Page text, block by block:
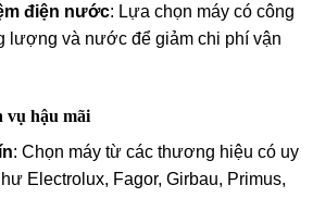
điện nước: Lựa chọn máy có công
lượng và nước để giảm chi phí vận
vụ hậu mãi
: Chọn máy từ các thương hiệu có uy
Electrolux, Fagor, Girbau, Primus,